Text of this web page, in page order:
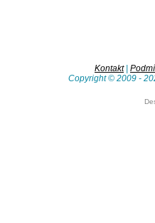
Kontakt|
Copyright © 2009 -